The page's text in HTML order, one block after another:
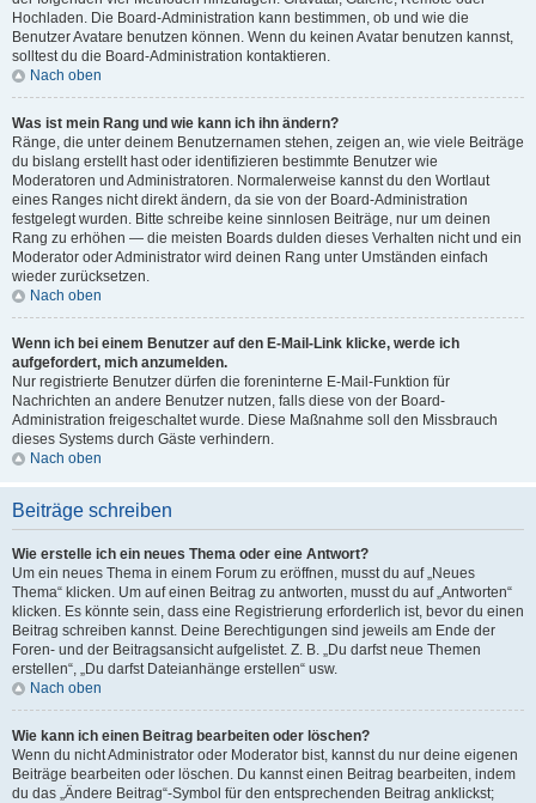
Hochladen. Die Board-Administration kann bestimmen, ob und wie die
Benutzer Avatare benutzen können. Wenn du keinen Avatar benutzen kannst,
solltest du die Board-Administration kontaktieren.
Nach oben
Was ist mein Rang und wie kann ich ihn ändern?
Ränge, die unter deinem Benutzernamen stehen, zeigen an, wie viele Beiträge
du bislang erstellt hast oder identifizieren bestimmte Benutzer wie
Moderatoren und Administratoren. Normalerweise kannst du den Wortlaut
eines Ranges nicht direkt ändern, da sie von der Board-Administration
festgelegt wurden. Bitte schreibe keine sinnlosen Beiträge, nur um deinen
Rang zu erhöhen — die meisten Boards dulden dieses Verhalten nicht und ein
Moderator oder Administrator wird deinen Rang unter Umständen einfach
wieder zurücksetzen.
Nach oben
Wenn ich bei einem Benutzer auf den E-Mail-Link klicke, werde ich
aufgefordert, mich anzumelden.
Nur registrierte Benutzer dürfen die foreninterne E-Mail-Funktion für
Nachrichten an andere Benutzer nutzen, falls diese von der Board-
Administration freigeschaltet wurde. Diese Maßnahme soll den Missbrauch
dieses Systems durch Gäste verhindern.
Nach oben
Beiträge schreiben
Wie erstelle ich ein neues Thema oder eine Antwort?
Um ein neues Thema in einem Forum zu eröffnen, musst du auf „Neues
Thema“ klicken. Um auf einen Beitrag zu antworten, musst du auf „Antworten“
klicken. Es könnte sein, dass eine Registrierung erforderlich ist, bevor du einen
Beitrag schreiben kannst. Deine Berechtigungen sind jeweils am Ende der
Foren- und der Beitragsansicht aufgelistet. Z. B. „Du darfst neue Themen
erstellen“, „Du darfst Dateianhänge erstellen“ usw.
Nach oben
Wie kann ich einen Beitrag bearbeiten oder löschen?
Wenn du nicht Administrator oder Moderator bist, kannst du nur deine eigenen
Beiträge bearbeiten oder löschen. Du kannst einen Beitrag bearbeiten, indem
du das „Ändere Beitrag“-Symbol für den entsprechenden Beitrag anklickst;